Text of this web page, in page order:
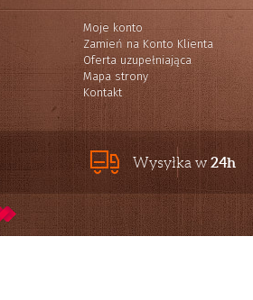
Moje konto
Zamień na Konto Klienta
Oferta uzupełniająca
Mapa strony
Kontakt
Wysyłka w 24h